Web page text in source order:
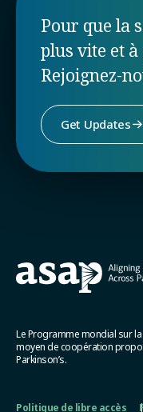
Pour que la
plus vite et
Rejoignez-
Get Updates
Le Programme mondial sur
moyen de coopération
Parkinson’s.
Politique de libre accès